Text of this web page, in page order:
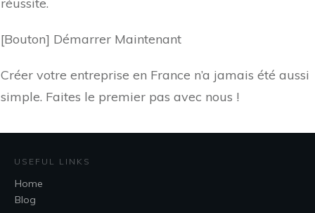
[Bouton] Démarrer Maintenant
Créer votre entreprise en France n’a jamais été aussi
simple. Faites le premier pas avec nous !
USEFUL LINKS
Home
Blog